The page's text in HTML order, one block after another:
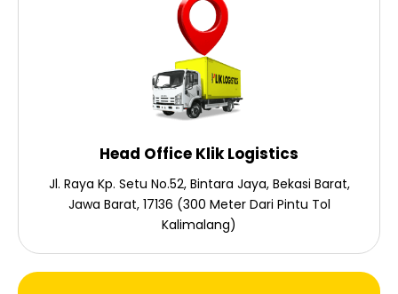
Head Office Klik Logistics
Jl. Raya Kp. Setu No.52, Bintara Jaya, Bekasi Barat,
Jawa Barat, 17136 (300 Meter Dari Pintu Tol
Kalimalang)